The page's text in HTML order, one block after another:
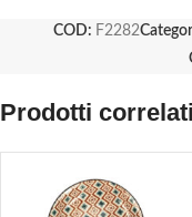
COD: F2282
Prodotti correlati